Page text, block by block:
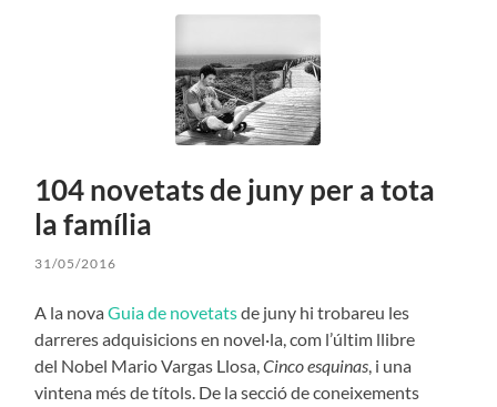
104 novetats de juny per a tota
la família
31/05/2016
A la novaGuia de novetatsde juny hi trobareu les
darreres adquisicions en novel·la, com l’últim llibre
del Nobel Mario Vargas Llosa,Cinco esquinas, i una
vintena més de títols. De la secció de coneixements